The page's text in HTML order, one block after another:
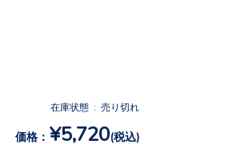
在庫状態 : 売り切れ
価格： ¥5,720(税込)